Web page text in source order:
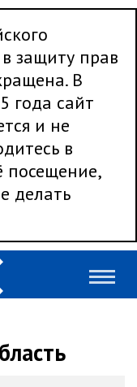
защиту прав
В
года сайт
и не
в
посещение,
делать